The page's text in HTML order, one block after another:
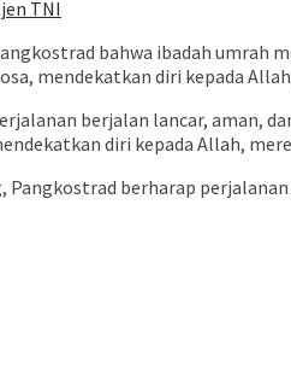
TNI
bahwa ibadah umrah
mendekatkan diri kepada
berjalan lancar, aman,
diri kepada Allah,
berharap